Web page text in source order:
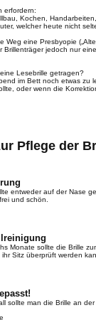
erfordern:
Kochen,
welcher heute nicht
Weg eine Presbyopie
Brillenträger jedoch nur
Lesebrille getragen?
im Bett noch etwas zu
oder wenn die
Pflege der
entweder auf der Nase
und schön.
Monate sollte die Brille
ihr Sitz überprüft werden
sollte man die Brille an